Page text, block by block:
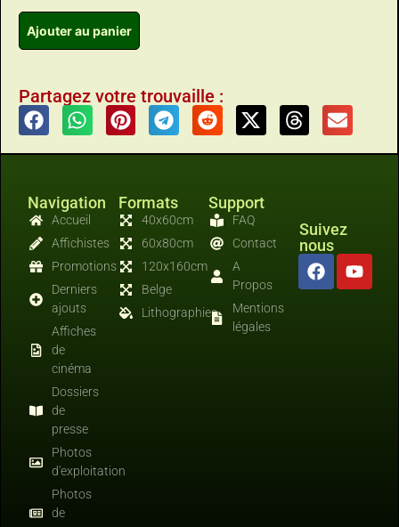
Ajouter au panier
Partagez votre trouvaille :
Navigation
Accueil
Affichistes
Promotions
Derniers
ajouts
Affiches
de
cinéma
Dossiers
de
presse
Photos
d'exploitation
Photos
de
Formats
40x60cm
60x80cm
120x160cm
Belge
Lithographies
Support
FAQ
Contact
A
Propos
Mentions
légales
Suivez
nous